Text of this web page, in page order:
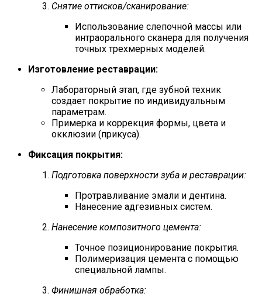
Снятие оттисков/сканирование:
Использование слепочной массы или
интраорального сканера для получения
точных трехмерных моделей.
Изготовление реставрации:
Лабораторный этап, где зубной техник
создает покрытие по индивидуальным
параметрам.
Примерка и коррекция формы, цвета и
окклюзии (прикуса).
Фиксация покрытия:
Подготовка поверхности зуба и реставрации:
Протравливание эмали и дентина.
Нанесение адгезивных систем.
Нанесение композитного цемента:
Точное позиционирование покрытия.
Полимеризация цемента с помощью
специальной лампы.
Финишная обработка: